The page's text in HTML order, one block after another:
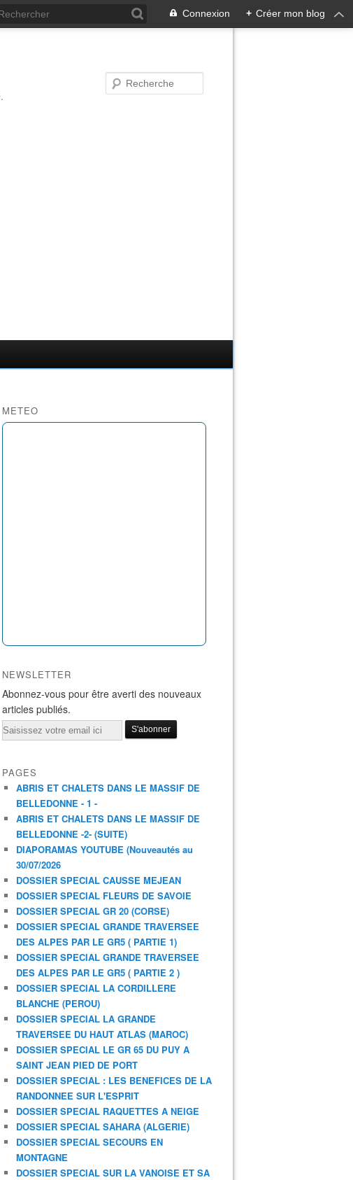
Connexion + Créer mon blog
METEO
NEWSLETTER
Abonnez-vous pour être averti des nouveaux
articles publiés.
Email
PAGES
ABRIS ET CHALETS DANS LE MASSIF DE
BELLEDONNE - 1 -
ABRIS ET CHALETS DANS LE MASSIF DE
BELLEDONNE -2- (SUITE)
DIAPORAMAS YOUTUBE (Nouveautés au
30/07/2026
DOSSIER SPECIAL CAUSSE MEJEAN
DOSSIER SPECIAL FLEURS DE SAVOIE
DOSSIER SPECIAL GR 20 (CORSE)
DOSSIER SPECIAL GRANDE TRAVERSEE
DES ALPES PAR LE GR5 ( PARTIE 1)
DOSSIER SPECIAL GRANDE TRAVERSEE
DES ALPES PAR LE GR5 ( PARTIE 2 )
DOSSIER SPECIAL LA CORDILLERE
BLANCHE (PEROU)
DOSSIER SPECIAL LA GRANDE
TRAVERSEE DU HAUT ATLAS (MAROC)
DOSSIER SPECIAL LE GR 65 DU PUY A
SAINT JEAN PIED DE PORT
DOSSIER SPECIAL : LES BENEFICES DE LA
RANDONNEE SUR L'ESPRIT
DOSSIER SPECIAL RAQUETTES A NEIGE
DOSSIER SPECIAL SAHARA (ALGERIE)
DOSSIER SPECIAL SECOURS EN
MONTAGNE
DOSSIER SPECIAL SUR LA VANOISE ET SA